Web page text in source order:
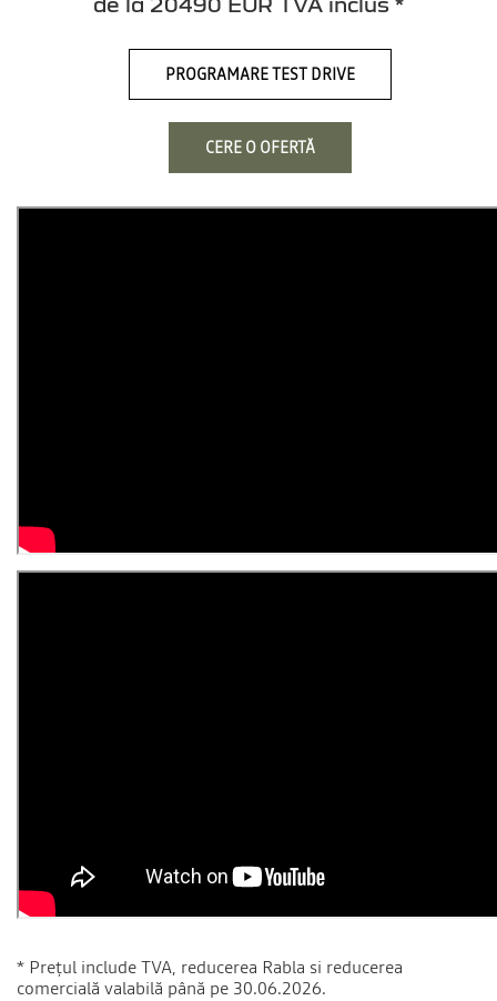
PROGRAMARE TEST DRIVE
CERE O OFERTĂ
* Prețul include TVA, reducerea Rabla si reducerea
comercială valabilă până pe 30.06.2026.